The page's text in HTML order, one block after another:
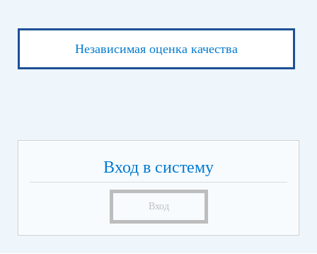
Независимая оценка качества
Вход в систему
Вход